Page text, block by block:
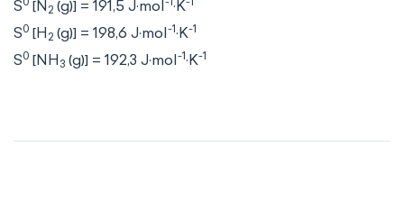
S [N 2 (g)] = 191,5 J·mol ·K
S0 [H 2 (g)] = 198,6 J·mol-1·K-1
S0 [NH 3 (g)] = 192,3 J·mol-1·K-1